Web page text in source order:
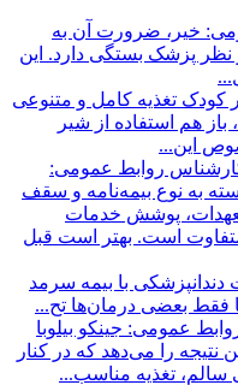
خیر، ضرورت آن به
پزشک بستگی دارد. این
کودک تغذیه کامل و متنوعی
باز هم استفاده از شیر
این...
روابط عمومی:
به نوع بیمه‌نامه و سقف
پوشش خدمات
است. بهتر است قبل
دندانپزشکی با بیمه سرمد
فقط بعضی درمان‌ها تح...
عمومی: جینکو بیلوبا
نتیجه را می‌دهد که در کنار
تغذیه مناسب...